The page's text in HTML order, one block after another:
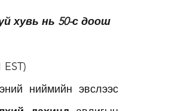
хувь нь 50-с доош
ниймийн эвслээс